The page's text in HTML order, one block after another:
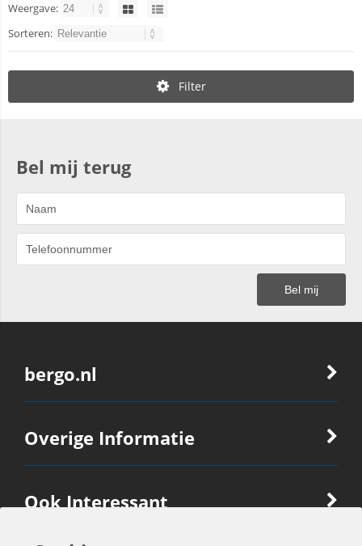
Weergave:
Sorteren:
Filter
Bel mij terug
bergo.nl
Overige Informatie
Ook Interessant